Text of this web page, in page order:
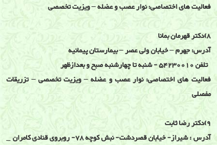
فعالیت های اختصاصی: نوار عصب و عضله – ویزیت تخصصی
8)دکتر قهرمان بمانا
آدرس: جهرم – خیابان ولی عصر – بیمارستان پیمانیه
تلفن 54230010 - شنبه تا چهارشنبه صبح و بعدازظهر
فعالیت های اختصاصی: نوار عصب و عضله – ویزیت تخصصی – تزریقات
مفصلی
9)دکتر رضا ثابت
آدرس : شیراز- خیابان قصردشت- نبش کوچه 78- روبروی قنادی کامران _